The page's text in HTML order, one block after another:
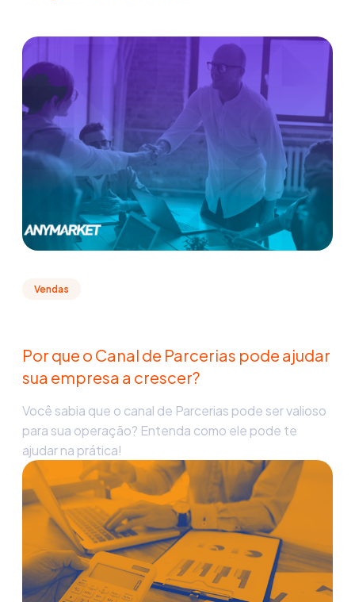
Vendas
Por que o Canal de Parcerias pode ajudar
sua empresa a crescer?
Você sabia que o canal de Parcerias pode ser valioso
para sua operação? Entenda como ele pode te
ajudar na prática!